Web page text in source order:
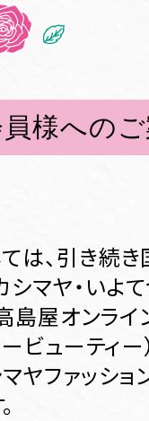
員様への
は、引き続
マヤ・いよ
島屋オンライ
ビューティー
ヤファッシ